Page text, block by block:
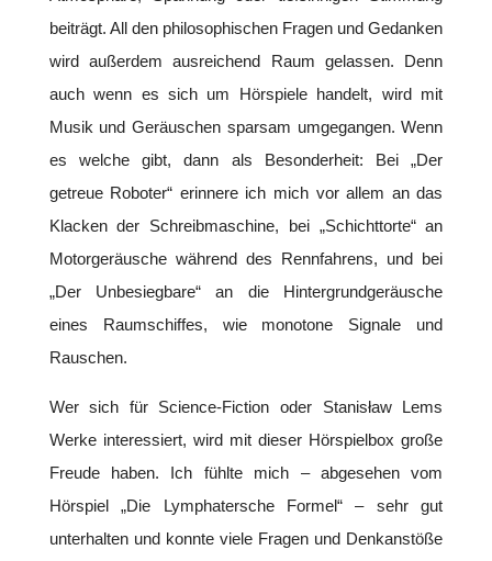
beiträgt. All den philosophischen Fragen und Gedanken
wird außerdem ausreichend Raum gelassen. Denn
auch wenn es sich um Hörspiele handelt, wird mit
Musik und Geräuschen sparsam umgegangen. Wenn
es welche gibt, dann als Besonderheit: Bei „Der
getreue Roboter“ erinnere ich mich vor allem an das
Klacken der Schreibmaschine, bei „Schichttorte“ an
Motorgeräusche während des Rennfahrens, und bei
„Der Unbesiegbare“ an die Hintergrundgeräusche
eines Raumschiffes, wie monotone Signale und
Rauschen.
Wer sich für Science-Fiction oder Stanisław Lems
Werke interessiert, wird mit dieser Hörspielbox große
Freude haben. Ich fühlte mich – abgesehen vom
Hörspiel „Die Lymphatersche Formel“ – sehr gut
unterhalten und konnte viele Fragen und Denkanstöße